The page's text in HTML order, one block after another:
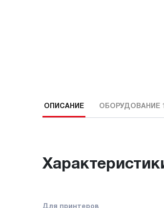
ОПИСАНИЕ ОБОРУДОВАНИЕ
Для принтеров